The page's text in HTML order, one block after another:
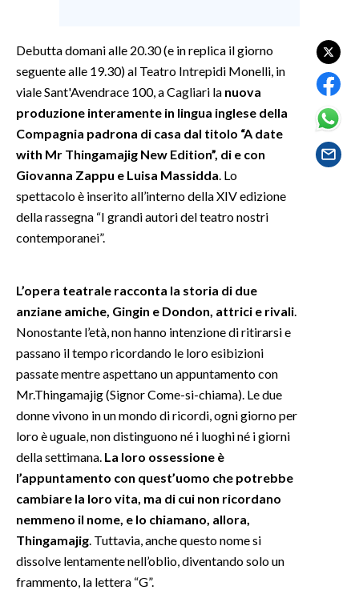
SALUTE
SARDEGNA TURISMO
SARDI NEL MONDO
NOTIZIE
#CARAUNIONE
3 MINUTI CON
INFO AZIENDE
ANNUNCI
NECROLOGI
PUBBLICITÀ
SPIAGGE
Debutta domani alle 20.30 (e in replica il giorno
seguente alle 19.30) al Teatro Intrepidi Monelli, in
viale Sant'Avendrace 100, a Cagliari la nuova
produzione interamente in lingua inglese della
Compagnia padrona di casa dal titolo “A date
with Mr Thingamajig New Edition”, di e con
Giovanna Zappu e Luisa Massidda . Lo
spettacolo è inserito all’interno della XIV edizione
della rassegna “I grandi autori del teatro nostri
contemporanei”.
L’opera teatrale racconta la storia di due
anziane amiche, Gingin e Dondon, attrici e rivali
Nonostante l’età, non hanno intenzione di ritirarsi e
passano il tempo ricordando le loro esibizioni
passate mentre aspettano un appuntamento con
Mr.Thingamajig (Signor Come-si-chiama). Le due
donne vivono in un mondo di ricordi, ogni giorno per
loro è uguale, non distinguono né i luoghi né i giorni
della settimana. La loro ossessione è
l’appuntamento con quest’uomo che potrebbe
cambiare la loro vita, ma di cui non ricordano
nemmeno il nome, e lo chiamano, allora,
Thingamajig . Tuttavia, anche questo nome si
dissolve lentamente nell’oblio, diventando solo un
frammento, la lettera “G”.